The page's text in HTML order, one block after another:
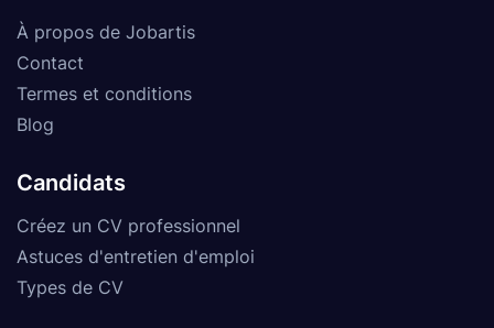
À propos de Jobartis
Contact
Termes et conditions
Blog
Candidats
Créez un CV professionnel
Astuces d'entretien d'emploi
Types de CV